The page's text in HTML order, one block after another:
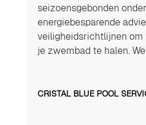
seizoensgebonden
energiebesparende
veiligheidsrichtlijnen
je zwembad te halen.
CRISTAL BLUE POOL